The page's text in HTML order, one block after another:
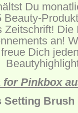
Du
Beauty-
Zeitschrift! Die
an!
Dich
for Pinkbox
Setting